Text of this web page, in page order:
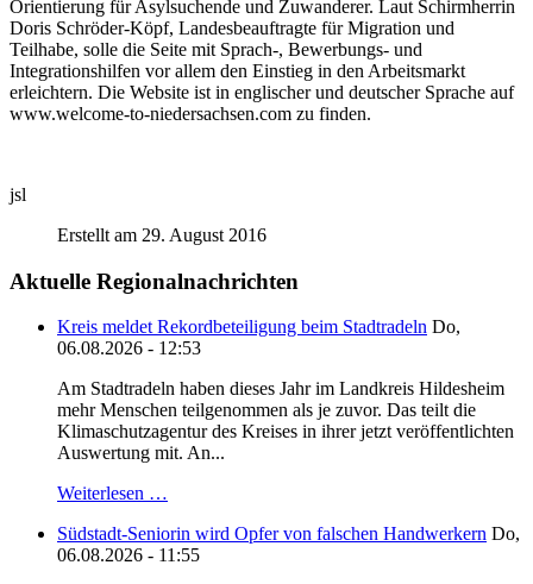
Orientierung für Asylsuchende und Zuwanderer. Laut Schirmherrin
Doris Schröder-Köpf, Landesbeauftragte für Migration und
Teilhabe, solle die Seite mit Sprach-, Bewerbungs- und
Integrationshilfen vor allem den Einstieg in den Arbeitsmarkt
erleichtern. Die Website ist in englischer und deutscher Sprache auf
www.welcome-to-niedersachsen.com zu finden.
jsl
Erstellt am 29. August 2016
Aktuelle Regionalnachrichten
Kreis meldet Rekordbeteiligung beim Stadtradeln Do,
06.08.2026 - 12:53
Am Stadtradeln haben dieses Jahr im Landkreis Hildesheim
mehr Menschen teilgenommen als je zuvor. Das teilt die
Klimaschutzagentur des Kreises in ihrer jetzt veröffentlichten
Auswertung mit. An...
Weiterlesen …
Südstadt-Seniorin wird Opfer von falschen Handwerkern Do,
06.08.2026 - 11:55